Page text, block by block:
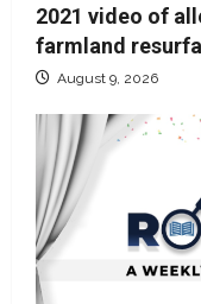
2021 video of
farmland
August 9, 2026